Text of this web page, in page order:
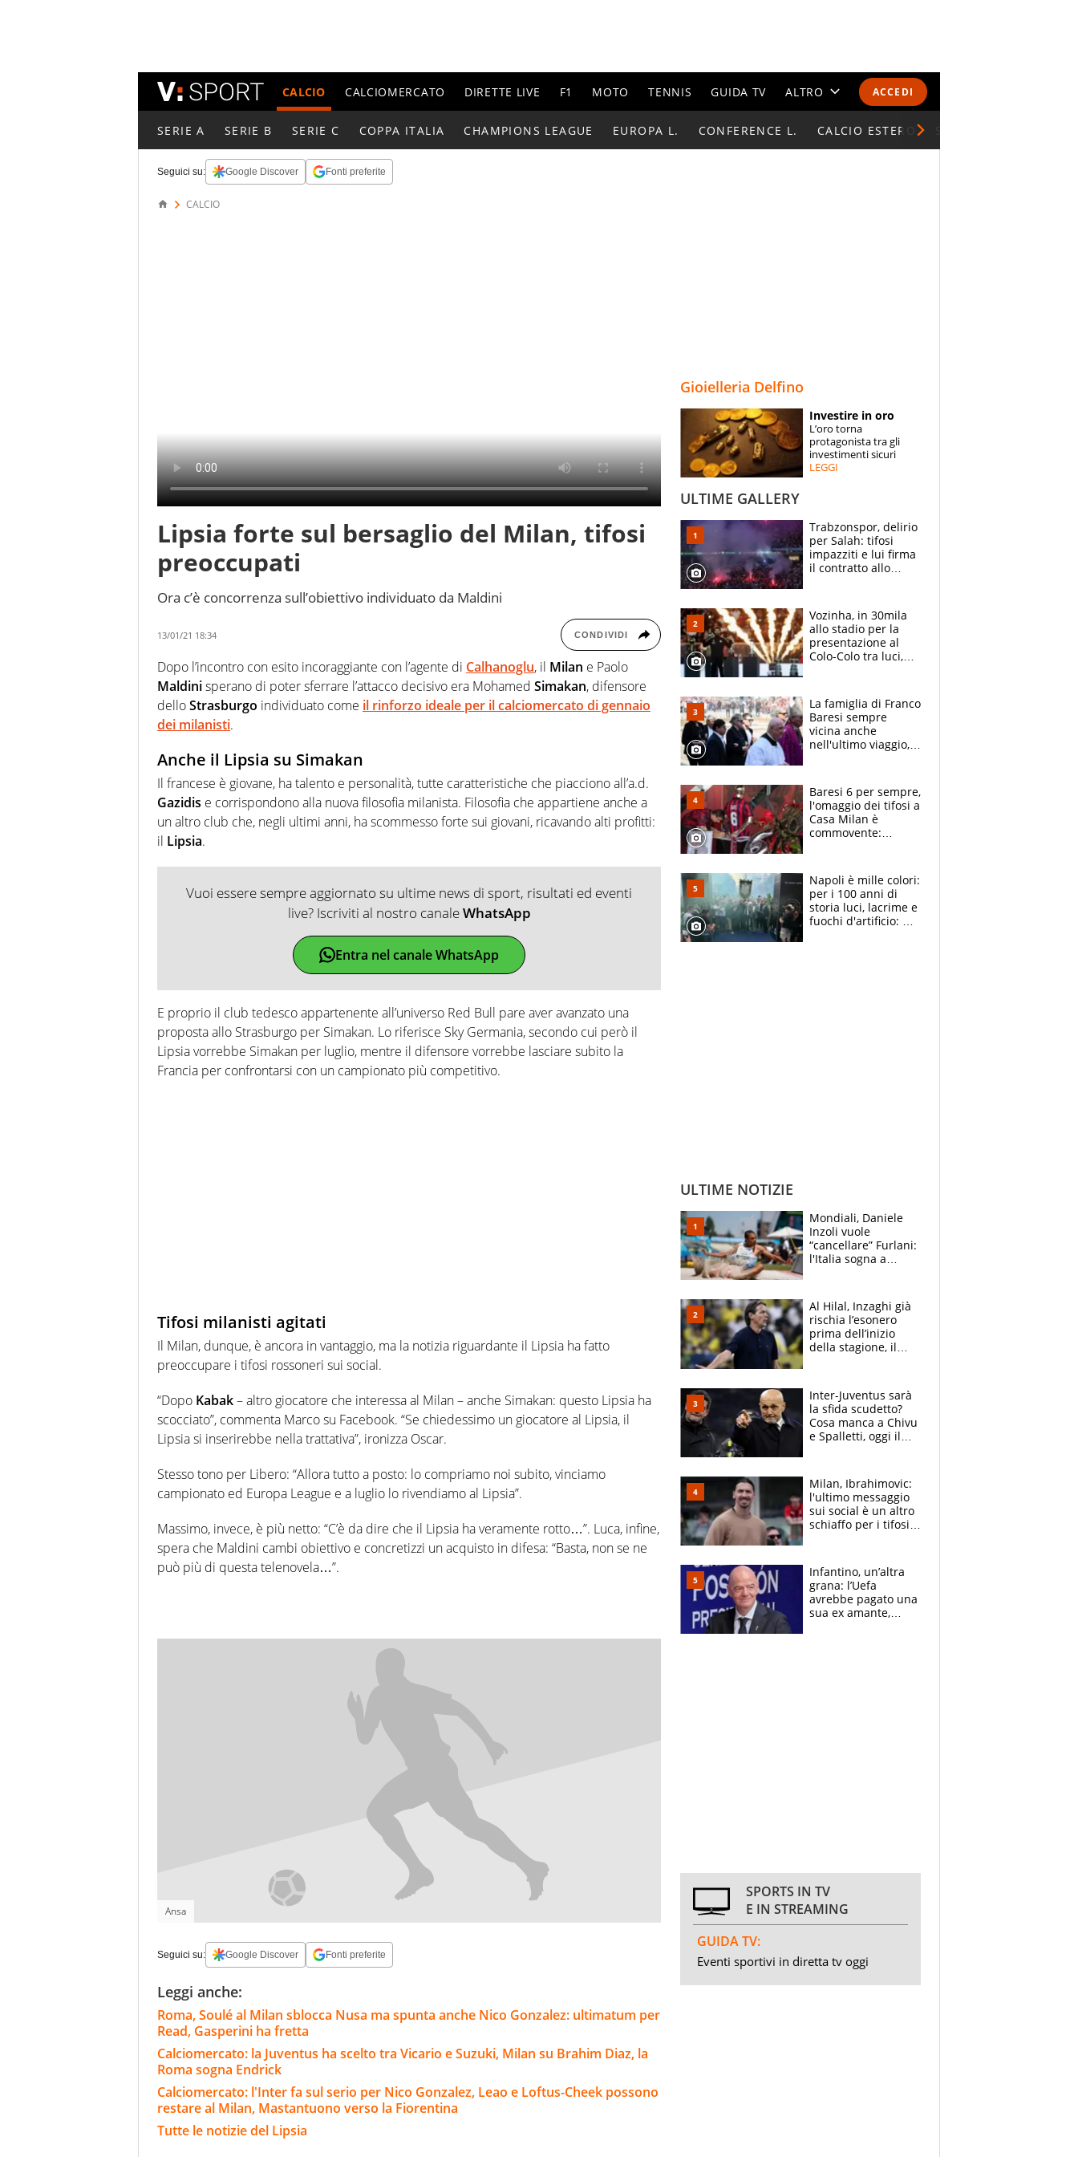
ACCEDI
CALCIO CALCIOMERCATO DIRETTE LIVE F1 MOTO TENNIS GUIDA TV ALTRO
CALENDARI E CLASSIFICHE
ESPERTI
CONTATTI
SERIE A SERIE B SERIE C COPPA ITALIA CHAMPIONS LEAGUE EUROPA L. CONFERENCE L. CALCIO ESTERO
Seguici su: Google Discover Fonti preferite
CALCIO
Lipsia forte sul bersaglio del Milan, tifosi
preoccupati
Ora c’è concorrenza sull’obiettivo individuato da Maldini
13/01/21 18:34 CONDIVIDI
Dopo l’incontro con esito incoraggiante con l’agente di Calhanoglu, il Milan e Paolo
Maldinisperano di poter sferrare l’attacco decisivo era Mohamed Simakan, difensore
delloStrasburgo individuato come il rinforzo ideale per il calciomercato di gennaio
dei milanisti.
Anche il Lipsia su Simakan
Il francese è giovane, ha talento e personalità, tutte caratteristiche che piacciono all’a.d.
Gazidis e corrispondono alla nuova filosofia milanista. Filosofia che appartiene anche a
un altro club che, negli ultimi anni, ha scommesso forte sui giovani, ricavando alti profitti:
il Lipsia.
Vuoi essere sempre aggiornato su ultime news di sport, risultati ed eventi
live? Iscriviti al nostro canaleWhatsApp
Entra nel canale WhatsApp
E proprio il club tedesco appartenente all’universo Red Bull pare aver avanzato una
proposta allo Strasburgo per Simakan. Lo riferisce Sky Germania, secondo cui però il
Lipsia vorrebbe Simakan per luglio, mentre il difensore vorrebbe lasciare subito la
Francia per confrontarsi con un campionato più competitivo.
Tifosi milanisti agitati
Il Milan, dunque, è ancora in vantaggio, ma la notizia riguardante il Lipsia ha fatto
preoccupare i tifosi rossoneri sui social.
“Dopo Kabak– altro giocatore che interessa al Milan – anche Simakan: questo Lipsia ha
scocciato”, commenta Marco su Facebook. “Se chiedessimo un giocatore al Lipsia, il
Lipsia si inserirebbe nella trattativa”, ironizza Oscar.
Stesso tono per Libero: “Allora tutto a posto: lo compriamo noi subito, vinciamo
campionato ed Europa League e a luglio lo rivendiamo al Lipsia”.
Massimo, invece, è più netto: “C’è da dire che il Lipsia ha veramente rotto…”. Luca, infine,
spera che Maldini cambi obiettivo e concretizzi un acquisto in difesa: “Basta, non se ne
può più di questa telenovela…”.
Ansa
Seguici su: Google Discover Fonti preferite
Leggi anche:
Roma, Soulé al Milan sblocca Nusa ma spunta anche Nico Gonzalez: ultimatum per
Read, Gasperini ha fretta
Calciomercato: la Juventus ha scelto tra Vicario e Suzuki, Milan su Brahim Diaz, la
Roma sogna Endrick
Calciomercato: l'Inter fa sul serio per Nico Gonzalez, Leao e Loftus-Cheek possono
restare al Milan, Mastantuono verso la Fiorentina
Tutte le notizie del Lipsia
Gioielleria Delfino
Investire in oro
L’oro torna
protagonista tra gli
investimenti sicuri
LEGGI
ULTIME GALLERY
Trabzonspor, delirio
per Salah: tifosi
impazziti e lui firma
il contratto allo
Vozinha, in 30mila
allo stadio per la
presentazione al
Colo-Colo tra luci,
La famiglia di Franco
Baresi sempre
vicina anche
nell'ultimo viaggio,
circondati
dall'affetto dei tifosi
Baresi 6 per sempre,
l'omaggio dei tifosi a
Casa Milan è
commovente:
bigliettini
Napoli è mille colori:
per i 100 anni di
storia luci, lacrime e
fuochi d'artificio: De
ULTIME NOTIZIE
Mondiali, Daniele
Inzoli vuole
“cancellare” Furlani:
l'Italia sogna a
finale
Al Hilal, Inzaghi già
rischia l’esonero
prima dell’inizio
della stagione, il
Inter-Juventus sarà
la sfida scudetto?
Cosa manca a Chivu
e Spalletti, oggi il
Milan, Ibrahimovic:
l'ultimo messaggio
sui social è un altro
schiaffo per i tifosi
Infantino, un’altra
grana: l’Uefa
avrebbe pagato una
sua ex amante,
SPORTS IN TV
E IN STREAMING
GUIDA TV:
Eventi sportivi in diretta tv oggi